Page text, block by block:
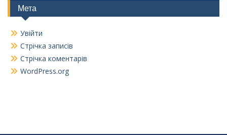
Мета
Увійти
Стрічка записів
Стрічка коментарів
WordPress.org